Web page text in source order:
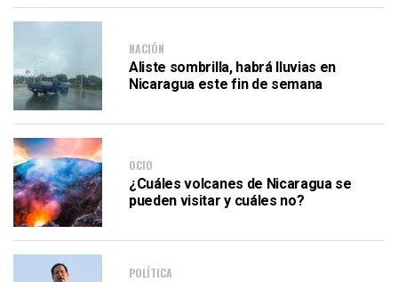
NACIÓN
Aliste sombrilla, habrá lluvias en
Nicaragua este fin de semana
OCIO
¿Cuáles volcanes de Nicaragua se
pueden visitar y cuáles no?
POLÍTICA